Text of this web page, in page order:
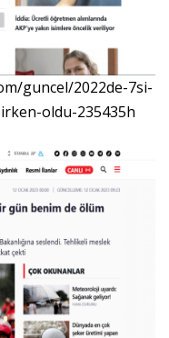
guncel/2022de-7si-
oldu-235435h